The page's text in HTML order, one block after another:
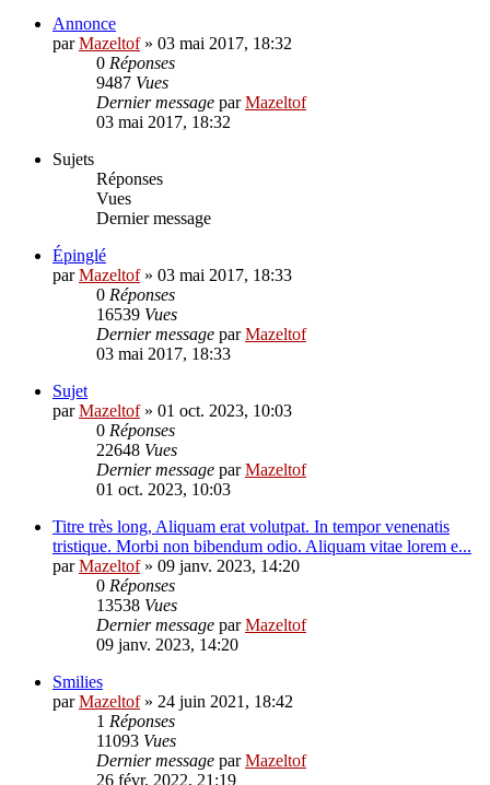
Annonce
parMazeltof» 03 mai 2017, 18:32
0 Réponses
9487 Vues
Dernier message parMazeltof
03 mai 2017, 18:32
Sujets
Réponses
Vues
Dernier message
Épinglé
parMazeltof» 03 mai 2017, 18:33
0 Réponses
16539 Vues
Dernier message parMazeltof
03 mai 2017, 18:33
Sujet
parMazeltof» 01 oct. 2023, 10:03
0 Réponses
22648 Vues
Dernier message parMazeltof
01 oct. 2023, 10:03
Titre très long, Aliquam erat volutpat. In tempor venenatis
tristique. Morbi non bibendum odio. Aliquam vitae lorem e...
parMazeltof» 09 janv. 2023, 14:20
0 Réponses
13538 Vues
Dernier message parMazeltof
09 janv. 2023, 14:20
Smilies
parMazeltof» 24 juin 2021, 18:42
1 Réponses
11093 Vues
Dernier message parMazeltof
26 févr. 2022, 21:19